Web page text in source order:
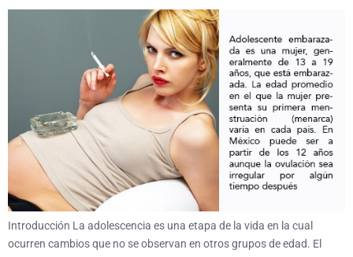
Introducción La adolescencia es una etapa de la vida en la cual
ocurren cambios que no se observan en otros grupos de edad. El